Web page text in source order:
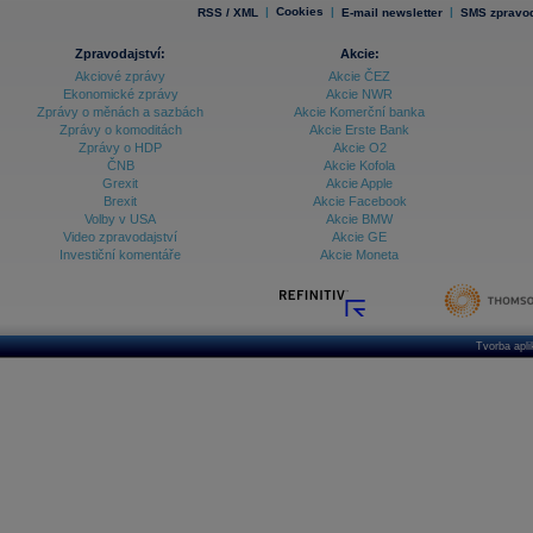
RSS / XML | Cookies | E-mail newsletter | SMS
Zpravodajství:
Akciové zprávy
Ekonomické zprávy
Zprávy o měnách a sazbách
Zprávy o komoditách
Zprávy o HDP
ČNB
Grexit
Brexit
Volby v USA
Video zpravodajství
Investiční komentáře
Akcie:
Akcie ČEZ
Akcie NWR
Akcie Komerční banka
Akcie Erste Bank
Akcie O2
Akcie Kofola
Akcie Apple
Akcie Facebook
Akcie BMW
Akcie GE
Akcie Moneta
Tvorba